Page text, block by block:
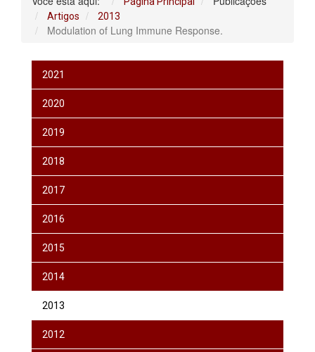
Artigos 2013
Modulation of Lung Immune Response.
2021
2020
2019
2018
2017
2016
2015
2014
2013
2012